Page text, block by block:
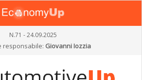
N.71 - 24.09.2025
responsabile: Giovanni Iozzia